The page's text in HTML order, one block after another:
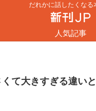
だれかに話したくなる
人気記事
て大きすぎる違い